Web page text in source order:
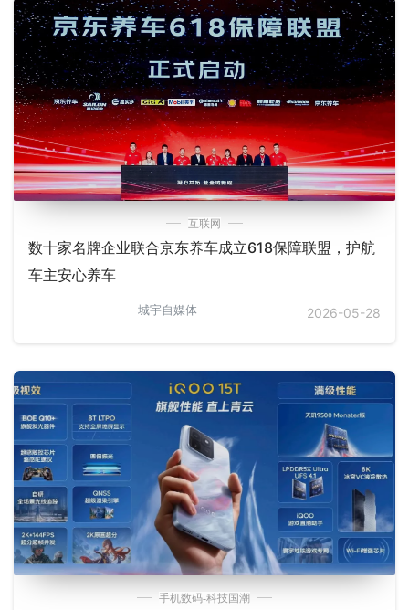
互联网
数十家名牌企业联合京东养车成立618保障联盟，护航
车主安心养车
城宇自媒体 2026-05-28
手机数码-科技国潮